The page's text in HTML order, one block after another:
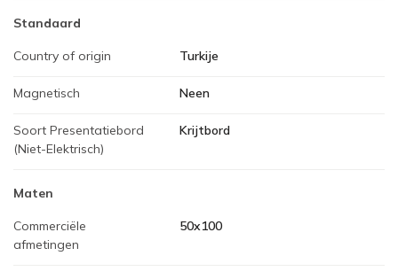
Standaard
Country of origin Turkije
Magnetisch Neen
Soort Presentatiebord
(Niet-Elektrisch)
Krijtbord
Maten
Commerciële
afmetingen
50x100